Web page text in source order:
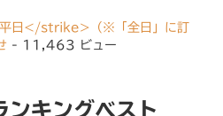
日</strike>（※「全日」に訂
- 11,463 ビュー
ンキングベスト